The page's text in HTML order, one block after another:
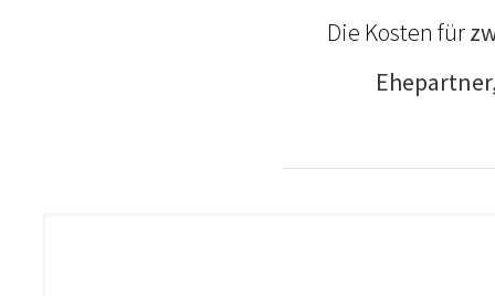
Die Kosten für